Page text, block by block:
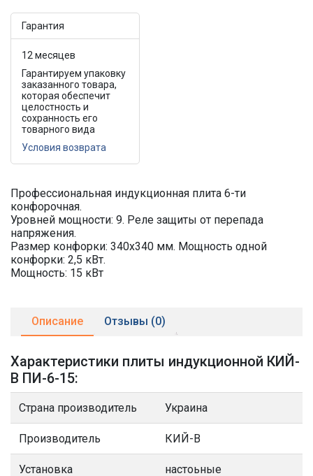
Гарантия
12 месяцев
Гарантируем упаковку
заказанного товара,
которая обеспечит
целостность и
сохранность его
товарного вида
Условия возврата
Профессиональная индукционная плита 6-ти
конфорочная.
Уровней мощности: 9. Реле защиты от перепада
напряжения.
Размер конфорки: 340х340 мм. Мощность одной
конфорки: 2,5 кВт.
Мощность: 15 кВт
Описание Отзывы (0)
Характеристики плиты индукционной КИЙ-
В ПИ-6-15:
Страна производитель Украина
Производитель КИЙ-В
Установка настоьные